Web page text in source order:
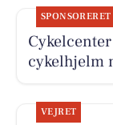
SPONSORERET
cykelhjelm
VEJRET